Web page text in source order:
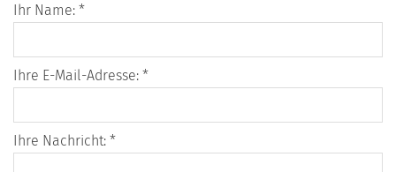
Ihr Name: *
Ihre E-Mail-Adresse: *
Ihre Nachricht: *